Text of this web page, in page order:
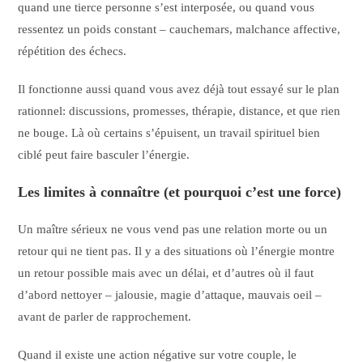
quand une tierce personne s’est interposée, ou quand vous
ressentez un poids constant – cauchemars, malchance affective,
répétition des échecs.
Il fonctionne aussi quand vous avez déjà tout essayé sur le plan
rationnel: discussions, promesses, thérapie, distance, et que rien
ne bouge. Là où certains s’épuisent, un travail spirituel bien
ciblé peut faire basculer l’énergie.
Les limites à connaître (et pourquoi c’est une force)
Un maître sérieux ne vous vend pas une relation morte ou un
retour qui ne tient pas. Il y a des situations où l’énergie montre
un retour possible mais avec un délai, et d’autres où il faut
d’abord nettoyer – jalousie, magie d’attaque, mauvais oeil –
avant de parler de rapprochement.
Quand il existe une action négative sur votre couple, le